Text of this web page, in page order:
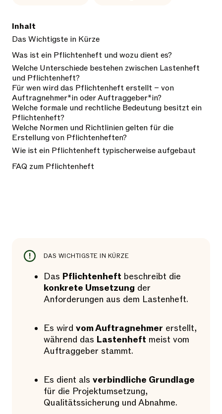
Inhalt
Das Wichtigste in Kürze
Was ist ein Pflichtenheft und wozu dient es?
Welche Unterschiede bestehen zwischen Lastenheft
und Pflichtenheft?
Für wen wird das Pflichtenheft erstellt – von
Auftragnehmer*in oder Auftraggeber*in?
Welche formale und rechtliche Bedeutung besitzt ein
Pflichtenheft?
Welche Normen und Richtlinien gelten für die
Erstellung von Pflichtenheften?
Wie ist ein Pflichtenheft typischerweise aufgebaut
FAQ zum Pflichtenheft
DAS WICHTIGSTE IN KÜRZE
Das Pflichtenheft beschreibt die
konkrete Umsetzung der
Anforderungen aus dem Lastenheft.
Es wird vom Auftragnehmer erstellt,
während das Lastenheft meist vom
Auftraggeber stammt.
Es dient als verbindliche Grundlage
für die Projektumsetzung,
Qualitätssicherung und Abnahme.